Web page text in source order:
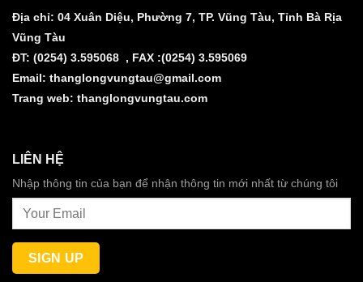
Địa chỉ: 04 Xuân Diệu, Phường 7, TP. Vũng Tàu, Tỉnh Bà Rịa
Vũng Tàu
ĐT: (0254) 3.595068 , FAX :(0254) 3.595069
Email: thanglongvungtau@gmail.com
Trang web: thanglongvungtau.com
LIÊN HỆ
Nhập thông tin của bạn để nhận thông tin mới nhất từ chúng tôi